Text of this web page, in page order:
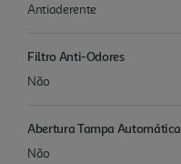
Antiaderente
Filtro Anti-Odores
Não
Abertura Tampa Automática
Não